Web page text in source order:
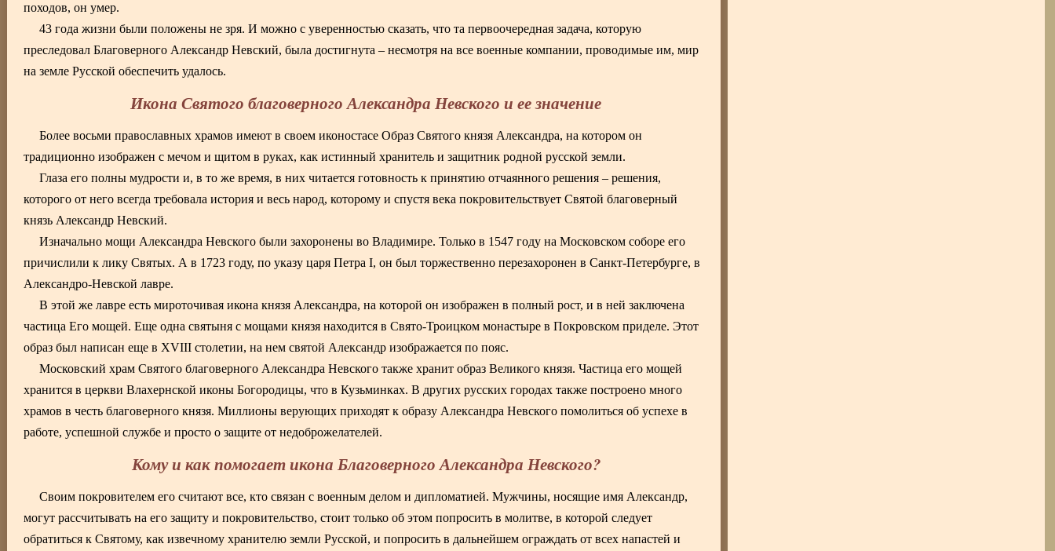
походов, он умер.
43 года жизни были положены не зря. И можно с уверенностью сказать, что та первоочередная задача, которую
преследовал Благоверного Александр Невский, была достигнута – несмотря на все военные компании, проводимые им, мир
на земле Русской обеспечить удалось.
Икона Святого благоверного Александра Невского и ее значение
Более восьми православных храмов имеют в своем иконостасе Образ Святого князя Александра, на котором он
традиционно изображен с мечом и щитом в руках, как истинный хранитель и защитник родной русской земли.
Глаза его полны мудрости и, в то же время, в них читается готовность к принятию отчаянного решения – решения,
которого от него всегда требовала история и весь народ, которому и спустя века покровительствует Святой благоверный
князь Александр Невский.
Изначально мощи Александра Невского были захоронены во Владимире. Только в 1547 году на Московском соборе его
причислили к лику Святых. А в 1723 году, по указу царя Петра I, он был торжественно перезахоронен в Санкт-Петербурге, в
Александро-Невской лавре.
В этой же лавре есть мироточивая икона князя Александра, на которой он изображен в полный рост, и в ней заключена
частица Его мощей. Еще одна святыня с мощами князя находится в Свято-Троицком монастыре в Покровском приделе. Этот
образ был написан еще в XVIII столетии, на нем святой Александр изображается по пояс.
Московский храм Святого благоверного Александра Невского также хранит образ Великого князя. Частица его мощей
хранится в церкви Влахернской иконы Богородицы, что в Кузьминках. В других русских городах также построено много
храмов в честь благоверного князя. Миллионы верующих приходят к образу Александра Невского помолиться об успехе в
работе, успешной службе и просто о защите от недоброжелателей.
Кому и как помогает икона Благоверного Александра Невского?
Своим покровителем его считают все, кто связан с военным делом и дипломатией. Мужчины, носящие имя Александр,
могут рассчитывать на его защиту и покровительство, стоит только об этом попросить в молитве, в которой следует
обратиться к Святому, как извечному хранителю земли Русской, и попросить в дальнейшем ограждать от всех напастей и